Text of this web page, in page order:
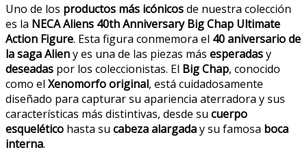
Uno de los productos más icónicosde nuestra colección
es la NECA Aliens 40th Anniversary Big Chap Ultimate
Action Figure. Esta figura conmemora el 40 aniversario de
la saga Alieny es una de las piezas más esperadasy
deseadas por los coleccionistas. El Big Chap, conocido
como el Xenomorfo original, está cuidadosamente
diseñado para capturar su apariencia aterradora y sus
características más distintivas, desde su cuerpo
esquelético hasta su cabeza alargaday su famosa boca
interna.